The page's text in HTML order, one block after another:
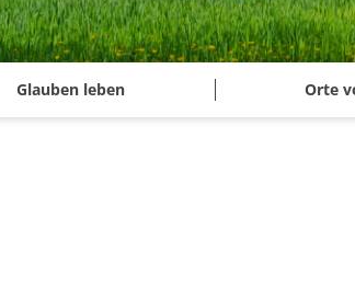
Glauben leben Orte